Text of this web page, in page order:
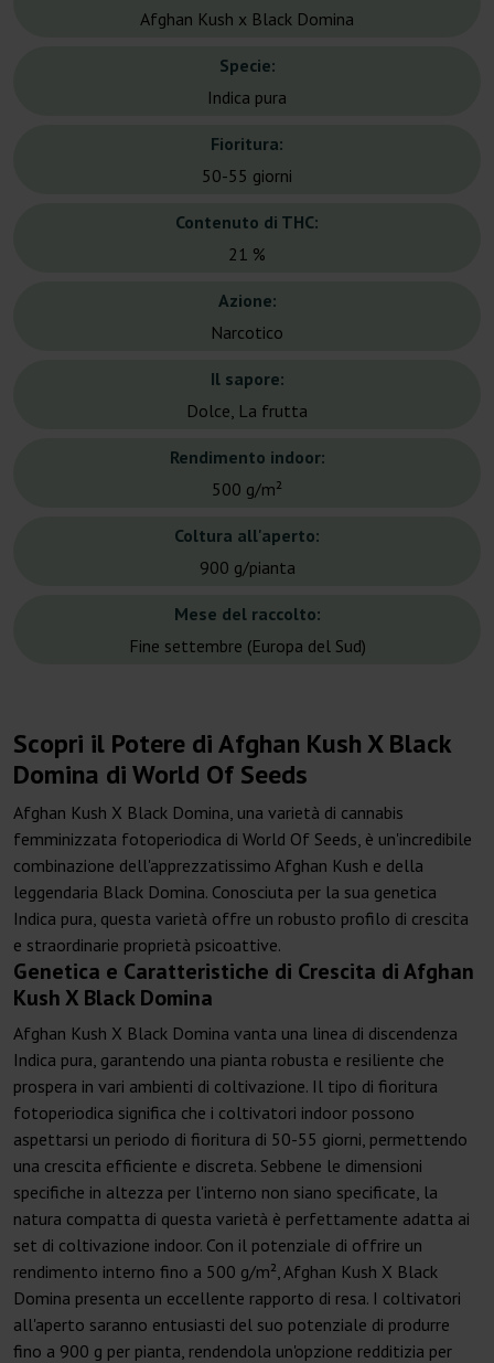
Afghan Kush x Black Domina
Specie:
Indica pura
Fioritura:
50-55 giorni
Contenuto di THC:
21 %
Azione:
Narcotico
Il sapore:
Dolce, La frutta
Rendimento indoor:
500 g/m²
Coltura all'aperto:
900 g/pianta
Mese del raccolto:
Fine settembre (Europa del Sud)
Scopri il Potere di Afghan Kush X Black
Domina di World Of Seeds
Afghan Kush X Black Domina, una varietà di cannabis
femminizzata fotoperiodica di World Of Seeds, è un'incredibile
combinazione dell'apprezzatissimo Afghan Kush e della
leggendaria Black Domina. Conosciuta per la sua genetica
Indica pura, questa varietà offre un robusto profilo di crescita
e straordinarie proprietà psicoattive.
Genetica e Caratteristiche di Crescita di Afghan
Kush X Black Domina
Afghan Kush X Black Domina vanta una linea di discendenza
Indica pura, garantendo una pianta robusta e resiliente che
prospera in vari ambienti di coltivazione. Il tipo di fioritura
fotoperiodica significa che i coltivatori indoor possono
aspettarsi un periodo di fioritura di 50-55 giorni, permettendo
una crescita efficiente e discreta. Sebbene le dimensioni
specifiche in altezza per l'interno non siano specificate, la
natura compatta di questa varietà è perfettamente adatta ai
set di coltivazione indoor. Con il potenziale di offrire un
rendimento interno fino a 500 g/m², Afghan Kush X Black
Domina presenta un eccellente rapporto di resa. I coltivatori
all'aperto saranno entusiasti del suo potenziale di produrre
fino a 900 g per pianta, rendendola un'opzione redditizia per